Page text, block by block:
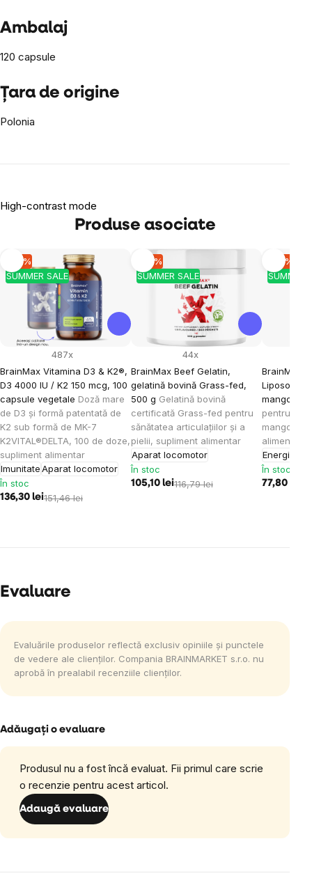
Ambalaj
120 capsule
Țara de origine
Polonia
High-contrast mode
Produse asociate
SUMMER SALE
-10 %
BrainMax Vitamina D3 & K2®,
D3 4000 IU / K2 150 mcg, 100
capsule vegetale Doză mare
de D3 și formă patentată de
K2 sub formă de MK-7
K2VITAL®DELTA, 100 de doze,
supliment alimentar
ImunitateAparat locomotor
487x
În stoc
136,30 lei151,46 lei
SUMMER SALE
-10 %
BrainMax Beef Gelatin,
gelatină bovină Grass-fed,
500 g Gelatină bovină
certificată Grass-fed pentru
sănătatea articulațiilor și a
pielii, supliment alimentar
Aparat locomotor
44x
În stoc
105,10 lei116,79 lei
SUMMER
-10 %
BrainMax
Liposomal
mango,
pentru
mango, 30
alimentar
Energie
În stoc
77,80 lei
Evaluare
Evaluările produselor reflectă exclusiv opiniile și punctele
de vedere ale clienților. Compania BRAINMARKET s.r.o. nu
aprobă în prealabil recenziile clienților.
Adăugaţi o evaluare
Produsul nu a fost încă evaluat. Fii primul care scrie
o recenzie pentru acest articol.
Adaugă evaluare